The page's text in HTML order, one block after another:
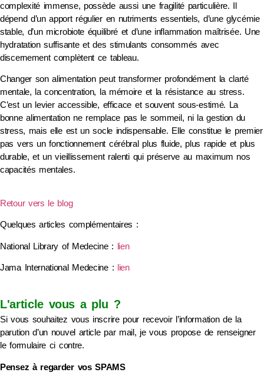
complexité immense, possède aussi une fragilité particulière. Il
dépend d’un apport régulier en nutriments essentiels, d’une glycémie
stable, d’un microbiote équilibré et d’une inflammation maîtrisée. Une
hydratation suffisante et des stimulants consommés avec
discernement complètent ce tableau.
Changer son alimentation peut transformer profondément la clarté
mentale, la concentration, la mémoire et la résistance au stress.
C’est un levier accessible, efficace et souvent sous-estimé. La
bonne alimentation ne remplace pas le sommeil, ni la gestion du
stress, mais elle est un socle indispensable. Elle constitue le premier
pas vers un fonctionnement cérébral plus fluide, plus rapide et plus
durable, et un vieillissement ralenti qui préserve au maximum nos
capacités mentales.
Retour vers le blog
Quelques articles complémentaires :
National Library of Medecine : lien
Jama International Medecine : lien
L'article vous a plu ?
Si vous souhaitez vous inscrire pour recevoir l’information de la
parution d’un nouvel article par mail, je vous propose de renseigner
le formulaire ci contre.
Pensez à regarder vos SPAMS